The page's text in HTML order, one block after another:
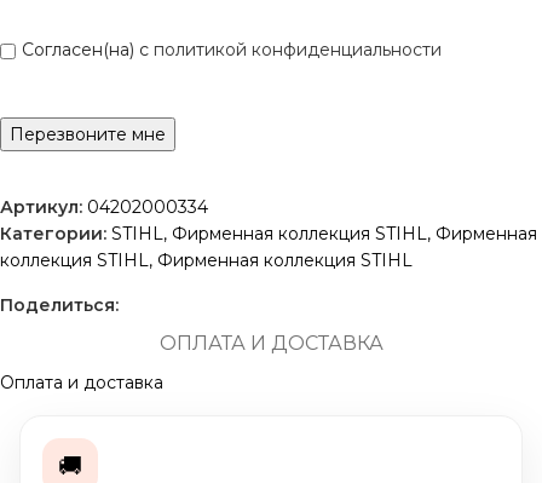
Согласен(на) с политикой конфиденциальности
Артикул: 04202000334
Категории: STIHL, Фирменная коллекция STIHL, Фирменная
коллекция STIHL, Фирменная коллекция STIHL
Поделиться:
ОПЛАТА И ДОСТАВКА
Оплата и доставка
🚚